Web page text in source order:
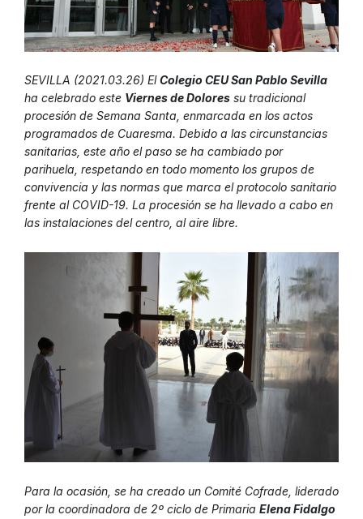
SEVILLA (2021.03.26) ElColegio CEU San Pablo Sevilla
ha celebrado este Viernes de Dolores su tradicional
procesión de Semana Santa, enmarcada en los actos
programados de Cuaresma. Debido a las circunstancias
sanitarias, este año el paso se ha cambiado por
parihuela, respetando en todo momento los grupos de
convivencia y las normas que marca el protocolo sanitario
frente al COVID-19. La procesión se ha llevado a cabo en
las instalaciones del centro, al aire libre.
Para la ocasión, se ha creado un Comité Cofrade , liderado
por la coordinadora de 2º ciclo de Primaria Elena Fidalgo